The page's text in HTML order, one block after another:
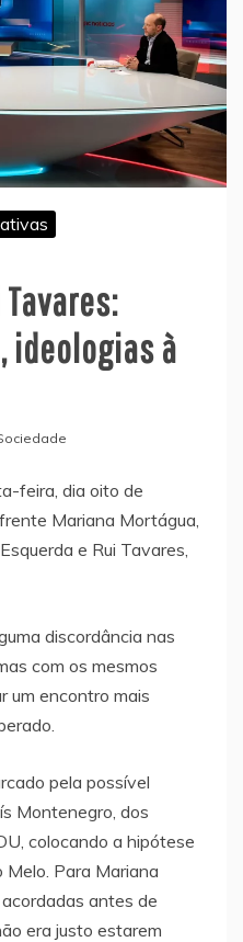
ideologias à
feira, dia oito de
Mariana Mortágua,
e Rui Tavares,
discordância nas
com os mesmos
um encontro mais
pela possível
Montenegro, dos
colocando a hipótese
Para Mariana
antes de
era justo estarem